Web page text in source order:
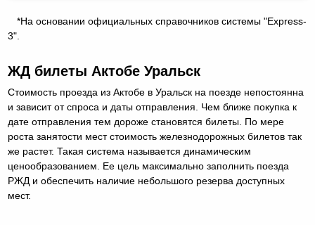
*На основании официальных справочников системы "Express-
3".
ЖД билеты Актобе Уральск
Стоимость проезда из Актобе в Уральск на поезде непостоянна
и зависит от спроса и даты отправления. Чем ближе покупка к
дате отправления тем дороже становятся билеты. По мере
роста занятости мест стоимость железнодорожных билетов так
же растет. Такая система называется динамическим
ценообразованием. Ее цель максимально заполнить поезда
РЖД и обеспечить наличие небольшого резерва доступных
мест.